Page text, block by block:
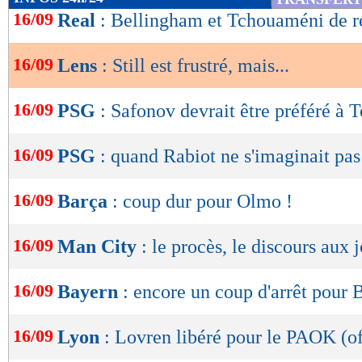
de
OK
16/09 Real : Bellingham et Tchouaméni de
16/09 Lens : Still est frustré, mais...
16/09 PSG : Safonov devrait être préféré à
16/09 PSG : quand Rabiot ne s'imaginait
16/09 Barça : coup dur pour Olmo !
16/09 Man City : le procès, le discours aux
16/09 Bayern : encore un coup d'arrêt pour
16/09 Lyon : Lovren libéré pour le PAOK